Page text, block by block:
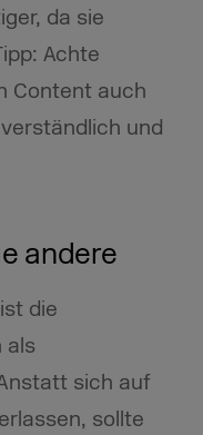
da sie
Achte
Content auch
und
andere
die
als
sich auf
sollte